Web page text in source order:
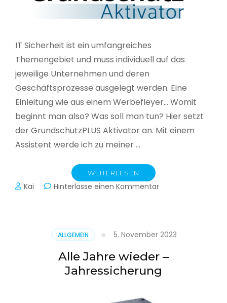
IT Sicherheit ist ein umfangreiches
Themengebiet und muss individuell auf das
jeweilige Unternehmen und deren
Geschäftsprozesse ausgelegt werden. Eine
Einleitung wie aus einem Werbefleyer… Womit
beginnt man also? Was soll man tun? Hier setzt
der GrundschutzPLUS Aktivator an. Mit einem
Assistent werde ich zu meiner …
WEITERLESEN
Kai Hinterlasse einen Kommentarzu
ALLGEMEIN 5. November 2023
Alle Jahre wieder –
Jahressicherung